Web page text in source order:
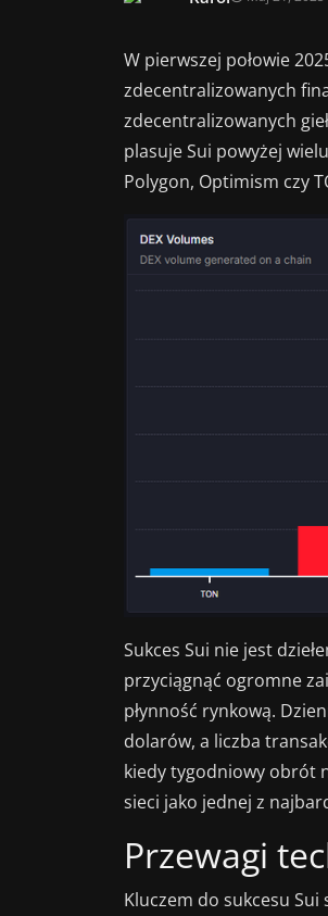
W pierwszej połowie
zdecentralizowanych
zdecentralizowanych
plasuje Sui powyżej
Polygon, Optimism czy
Sukces Sui nie jest
przyciągnąć ogromne
płynność rynkową.
dolarów, a liczba
kiedy tygodniowy obrót
sieci jako jednej z
Przewagi
Kluczem do sukcesu Sui